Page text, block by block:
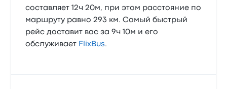
составляет 12ч 20м, при этом расстояние по
маршруту равно 293 км. Самый быстрый
рейс доставит вас за 9ч 10м и его
обслуживает FlixBus.